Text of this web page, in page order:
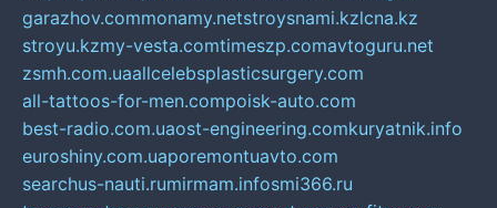
garazhov.commonamy.netstroysnami.kzlcna.kz
stroyu.kzmy-vesta.comtimeszp.comavtoguru.net
zsmh.com.uaallcelebsplasticsurgery.com
all-tattoos-for-men.compoisk-auto.com
best-radio.com.uaost-engineering.comkuryatnik.info
euroshiny.com.uaporemontuavto.com
searchus-nauti.rumirmam.infosmi366.ru